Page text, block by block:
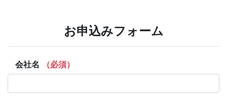
お申込みフォーム
会社名 （必須）